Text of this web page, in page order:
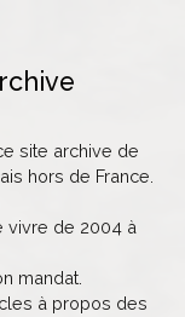
site archive de
hors de France.
vivre de 2004 à
mandat.
à propos des